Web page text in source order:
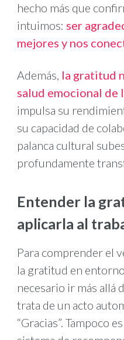
hecho más que
intuimos: ser
mejores y nos
Además, la gratitud
salud emocional de
impulsa su
su capacidad de
palanca cultural
profundamente
Entender la
aplicarla al
Para comprender el
la gratitud en
necesario ir más allá
trata de un acto
“Gracias”. Tampoco